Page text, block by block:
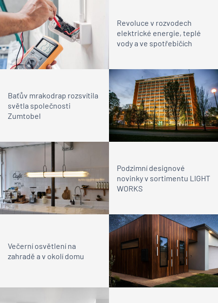
Revoluce v rozvodech
elektrické energie, teplé
vody a ve spotřebičích
Baťův mrakodrap rozsvítila
světla společnosti
Zumtobel
Podzimní designové
novinky v sortimentu LIGHT
WORKS
Večerní osvětlení na
zahradě a v okolí domu